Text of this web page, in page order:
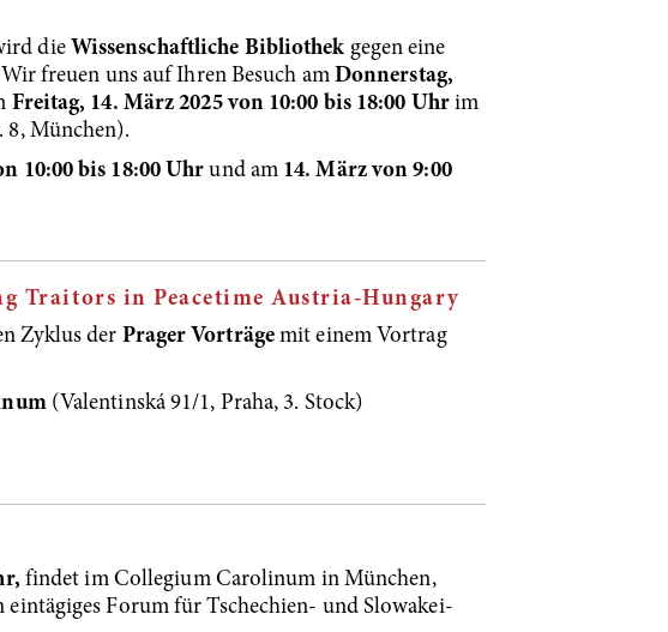
die Wissenschaftliche Bibliothek gegen eine
freuen uns auf Ihren Besuch am Donnerstag,
Freitag, 14. März 2025 von 10:00 bis 18:00 Uhrim
8, München).
10:00 bis 18:00 Uhr und am 14. März von 9:00
Traitors in Peacetime Austria-Hungary
Zyklus der Prager Vorträgemit einem Vortrag
(Valentinská 91/1, Praha, 3. Stock)
findet im Collegium Carolinum in München,
eintägiges Forum für Tschechien- und Slowakei-